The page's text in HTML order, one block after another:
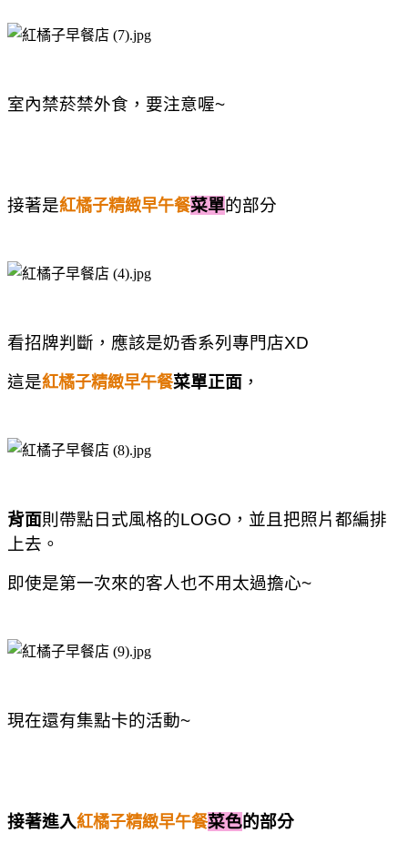
室內禁菸禁外食，要注意喔~
接著是紅橘子精緻早午餐菜單的部分
看招牌判斷，應該是奶香系列專門店XD
這是紅橘子精緻早午餐菜單正面 ，
背面則帶點日式風格的LOGO，並且把照片都編排
上去。
即使是第一次來的客人也不用太過擔心~
現在還有集點卡的活動~
接著進入紅橘子精緻早午餐菜色的部分